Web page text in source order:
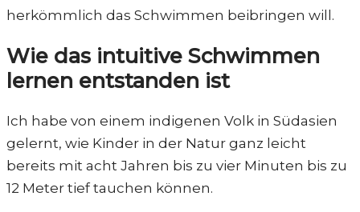
herkömmlich das Schwimmen beibringen will.
Wie das intuitive Schwimmen
lernen entstanden ist
Ich habe von einem indigenen Volk in Südasien
gelernt, wie Kinder in der Natur ganz leicht
bereits mit acht Jahren bis zu vier Minuten bis zu
12 Meter tief tauchen können.